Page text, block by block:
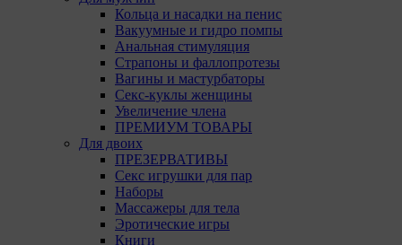
Кольца и насадки на пенис
Вакуумные и гидро помпы
Анальная стимуляция
Страпоны и фаллопротезы
Вагины и мастурбаторы
Секс-куклы женщины
Увеличение члена
ПРЕМИУМ ТОВАРЫ
Для двоих
ПРЕЗЕРВАТИВЫ
Секс игрушки для пар
Наборы
Массажеры для тела
Эротические игры
Книги